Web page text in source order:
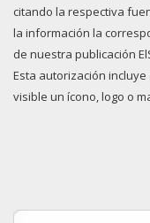
citando la respectiva
la información la
de nuestra publicación
Esta autorización
visible un ícono, logo o